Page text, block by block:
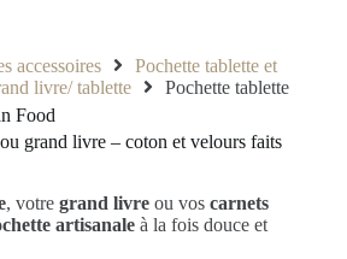
accessoires
Pochette tablette et
livre/ tablette
Pochette tablette
Food
grand livre – coton et velours faits
, votre grand livre ou vos carnets
artisanale à la fois douce et